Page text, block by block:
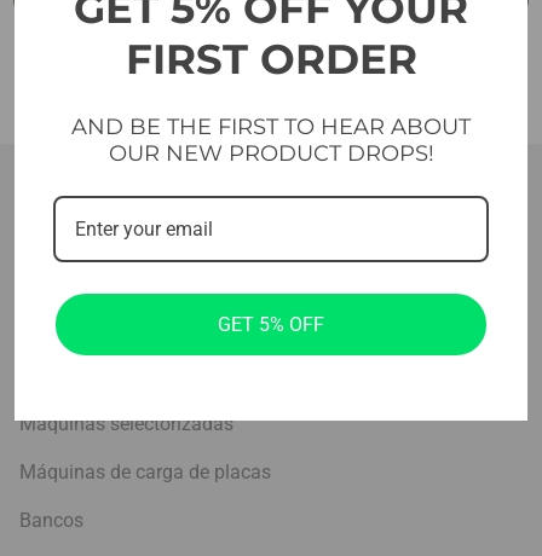
Productos
Máquinas selectorizadas
Máquinas de carga de placas
Bancos
FIRST ORDER
AND BE THE FIRST TO HEAR ABOUT
OUR NEW PRODUCT DROPS!
GET 5% OFF